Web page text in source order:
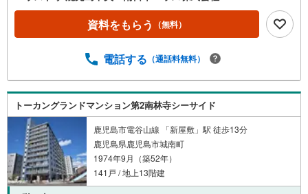
台、トイレ】・クロス・床材張替え・ハウスクリーニング■
周辺環境■・鹿児島厚生連病院まで徒歩2分（約120m）・そ
ば茶屋吹上庵与次郎本店まで徒歩2分（約160m）・ニシム
パークまで徒歩4分（約270m）・ファミリーマート与次郎
一丁目店まで徒歩7分（約540m）・コスモス与次郎店まで
徒歩10分（約740m）・天保山中学校まで徒歩10分（約800
m）・八幡小学校まで徒歩16分（約1250m）他にもご覧に
なりたい物件があれば、遠慮なくお申し付けください 店頭
で住宅ローンのご相談、資金計画、お申込みが可能です 売
却のご相談・査定も無料で受付中 お家のことならハウスド
ゥ鹿児島中央の南日本ハウスにお任せ下さい！
資料をもらう （無料）
電話する （通話料無料）
トーカングランドマンション第2南林寺シーサイド
鹿児島市電谷山線 「新屋敷」駅 徒歩13分
鹿児島県鹿児島市城南町
1974年9月（築52年）
141戸 / 地上13階建